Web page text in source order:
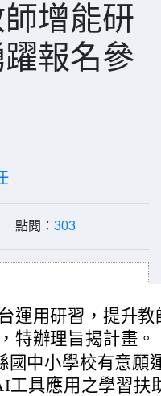
增能研
報名參
點閱： 303
運用研習，提升
特辦理旨揭計畫。
國中小學校有意願
工具應用之學習扶